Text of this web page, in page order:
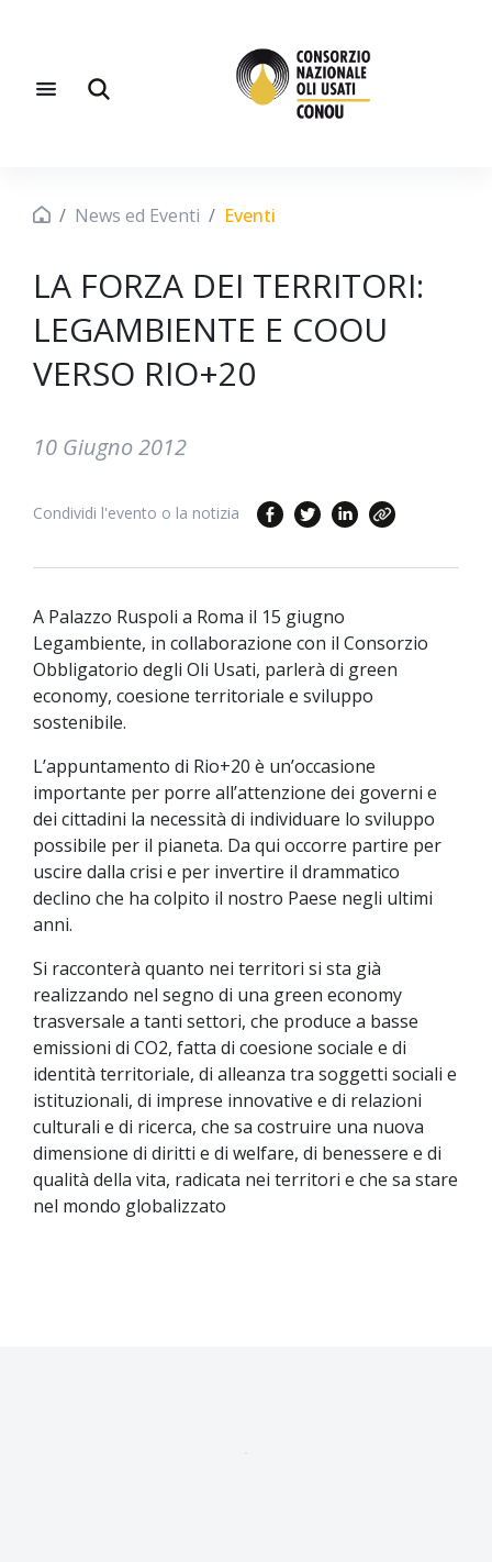
News ed Eventi Eventi
LA FORZA DEI TERRITORI:
LEGAMBIENTE E COOU
VERSO RIO+20
10 Giugno 2012
Condividi l'evento o la notizia
A Palazzo Ruspoli a Roma il 15 giugno
Legambiente, in collaborazione con il Consorzio
Obbligatorio degli Oli Usati, parlerà di green
economy, coesione territoriale e sviluppo
sostenibile.
L’appuntamento di Rio+20 è un’occasione
importante per porre all’attenzione dei governi e
dei cittadini la necessità di individuare lo sviluppo
possibile per il pianeta. Da qui occorre partire per
uscire dalla crisi e per invertire il drammatico
declino che ha colpito il nostro Paese negli ultimi
anni.
Si racconterà quanto nei territori si sta già
realizzando nel segno di una green economy
trasversale a tanti settori, che produce a basse
emissioni di CO2, fatta di coesione sociale e di
identità territoriale, di alleanza tra soggetti sociali e
istituzionali, di imprese innovative e di relazioni
culturali e di ricerca, che sa costruire una nuova
dimensione di diritti e di welfare, di benessere e di
qualità della vita, radicata nei territori e che sa stare
nel mondo globalizzato